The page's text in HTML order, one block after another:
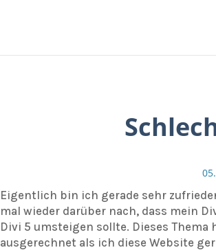
Eigentlich bin ich gerade sehr
mal wieder darüber nach, dass mein
Divi 5 umsteigen sollte. Dieses
ausgerechnet als ich diese Website